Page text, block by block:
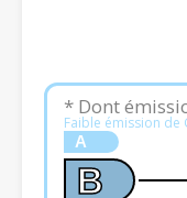
* Dont
Faible émission de
A
B